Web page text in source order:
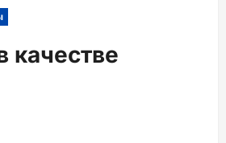
качестве